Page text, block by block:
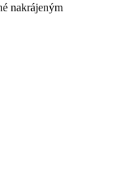
nakrájeným